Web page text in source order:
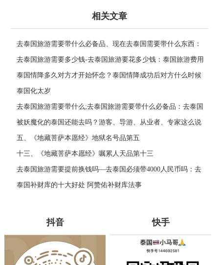
相关文章
去泰国旅游需要带什么必备品、现在去泰国需要带什么东西：
泰国旅游必备品清单
去泰国旅游需要多少钱-去泰国旅游要花多少钱：泰国旅游费用
参考
泰国情降多久对方才开始怀念？泰国情降成功后对方什么时候
找你？
泰国化太岁
去泰国旅游需要带什么;去泰国旅游需要带什么必备品：去泰国
旅游必备清单
被妖魔化的泰国还能去吗？游客、导游、从业者、专家这么说
五、《地藏菩萨本愿经》地狱名号品第五
十三、《地藏菩萨本愿经》嘱累人天品第十三
去泰国旅游需要提前换钱吗—去泰国必须带4000人民币吗：去
泰国旅游需提前换钱吗
泰国补财库的十大好处 阿赞佑补财库法事
抖音 快手